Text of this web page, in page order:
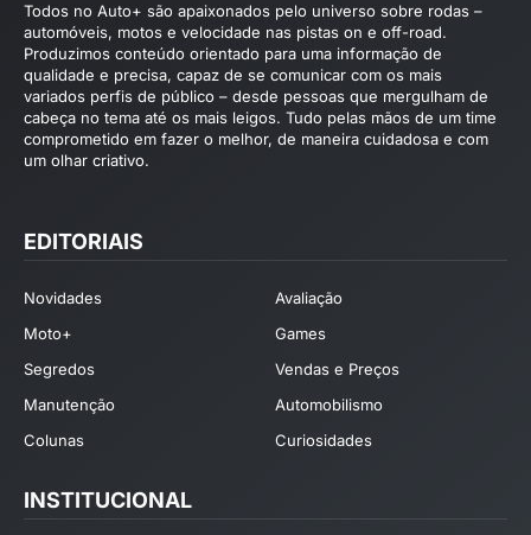
Todos no Auto+ são apaixonados pelo universo sobre rodas –
automóveis, motos e velocidade nas pistas on e off-road.
Produzimos conteúdo orientado para uma informação de
qualidade e precisa, capaz de se comunicar com os mais
variados perfis de público – desde pessoas que mergulham de
cabeça no tema até os mais leigos. Tudo pelas mãos de um time
comprometido em fazer o melhor, de maneira cuidadosa e com
um olhar criativo.
EDITORIAIS
Novidades
Avaliação
Moto+
Games
Segredos
Vendas e Preços
Manutenção
Automobilismo
Colunas
Curiosidades
INSTITUCIONAL